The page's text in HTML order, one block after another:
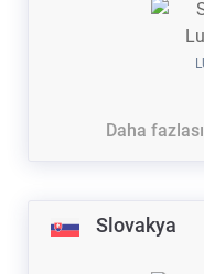
Daha
Slovakya